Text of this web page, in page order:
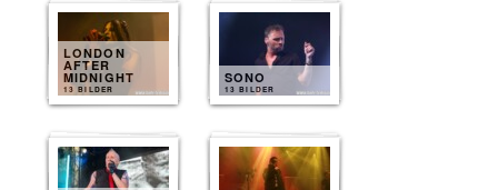
LONDON
AFTER
MIDNIGHT
13 BILDER
SONO
13 BILDER